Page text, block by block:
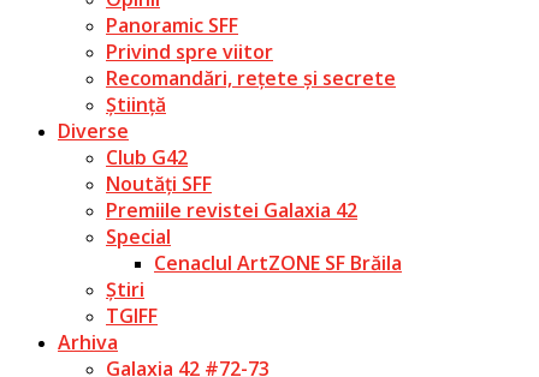
Panoramic SFF
Privind spre viitor
Recomandări, rețete și secrete
Știință
Diverse
Club G42
Noutăți SFF
Premiile revistei Galaxia 42
Special
Cenaclul ArtZONE SF Brăila
Știri
TGIFF
Arhiva
Galaxia 42 #72-73